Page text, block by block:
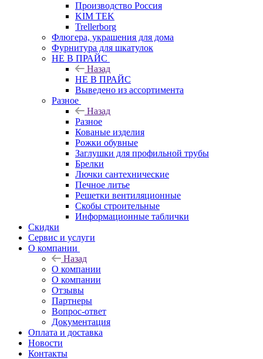
Производство Россия
KIM TEK
Trellerborg
Флюгера, украшения для дома
Фурнитура для шкатулок
НЕ В ПРАЙС
Назад
НЕ В ПРАЙС
Выведено из ассортимента
Разное
Назад
Разное
Кованые изделия
Рожки обувные
Заглушки для профильной трубы
Брелки
Лючки сантехнические
Печное литье
Решетки вентиляционные
Скобы строительные
Информационные таблички
Скидки
Сервис и услуги
О компании
Назад
О компании
О компании
Отзывы
Партнеры
Вопрос-ответ
Документация
Оплата и доставка
Новости
Контакты